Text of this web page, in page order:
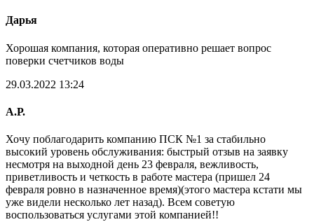
Дарья
Хорошая компания, которая оперативно решает вопрос
поверки счетчиков воды
29.03.2022 13:24
А.Р.
Хочу поблагодарить компанию ПСК №1 за стабильно
высокий уровень обслуживания: быстрый отзыв на заявку
несмотря на выходной день 23 февраля, вежливость,
приветливость и четкость в работе мастера (пришел 24
февраля ровно в назначенное время)(этого мастера кстати мы
уже видели несколько лет назад). Всем советую
воспользоваться услугами этой компанией!!